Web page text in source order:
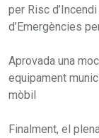
per Risc
d’Emergències
Aprovada una
equipament
mòbil
Finalment, el